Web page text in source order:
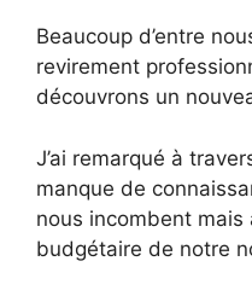
Beaucoup d’entre
revirement
découvrons un
J’ai remarqué à
manque de
nous incombent mais
budgétaire de notre